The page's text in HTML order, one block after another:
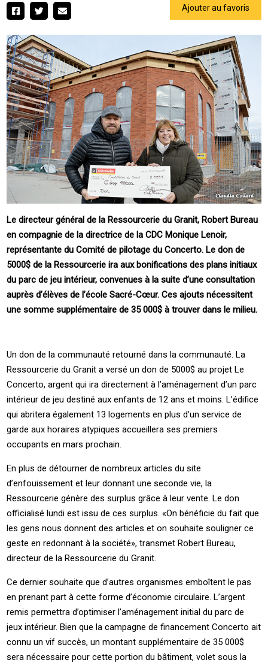
Ajouter au favoris
Le directeur général de la Ressourcerie du Granit, Robert Bureau
en compagnie de la directrice de la CDC Monique Lenoir,
représentante du Comité de pilotage du Concerto. Le don de
5000$ de la Ressourcerie ira aux bonifications des plans initiaux
du parc de jeu intérieur, convenues à la suite d’une consultation
auprès d’élèves de l’école Sacré-Cœur. Ces ajouts nécessitent
une somme supplémentaire de 35 000$ à trouver dans le milieu.
Un don de la communauté retourné dans la communauté. La
Ressourcerie du Granit a versé un don de 5000$ au projet Le
Concerto, argent qui ira directement à l’aménagement d’un parc
intérieur de jeu destiné aux enfants de 12 ans et moins. L’édifice
qui abritera également 13 logements en plus d’un service de
garde aux horaires atypiques accueillera ses premiers
occupants en mars prochain.
En plus de détourner de nombreux articles du site
d’enfouissement et leur donnant une seconde vie, la
Ressourcerie génère des surplus grâce à leur vente. Le don
officialisé lundi est issu de ces surplus. «On bénéficie du fait que
les gens nous donnent des articles et on souhaite souligner ce
geste en redonnant à la société», transmet Robert Bureau,
directeur de la Ressourcerie du Granit.
Ce dernier souhaite que d’autres organismes emboîtent le pas
en prenant part à cette forme d’économie circulaire. L’argent
remis permettra d’optimiser l’aménagement initial du parc de
jeux intérieur. Bien que la campagne de financement Concerto ait
connu un vif succès, un montant supplémentaire de 35 000$
sera nécessaire pour cette portion du bâtiment, volet sous la